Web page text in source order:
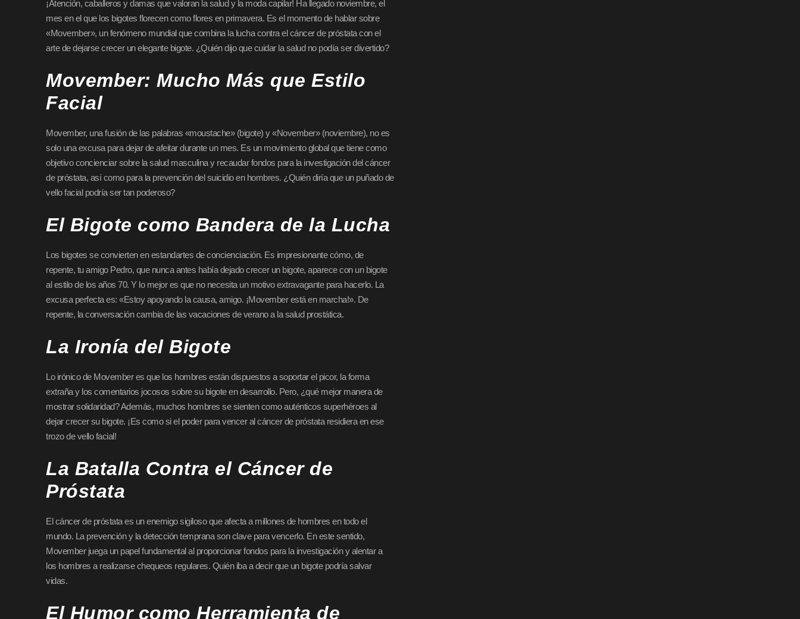
¡Atención, caballeros y damas que valoran la salud y la moda capilar! Ha llegado noviembre, el
mes en el que los bigotes florecen como flores en primavera. Es el momento de hablar sobre
«Movember», un fenómeno mundial que combina la lucha contra el cáncer de próstata con el
arte de dejarse crecer un elegante bigote. ¿Quién dijo que cuidar la salud no podía ser divertido?
Movember: Mucho Más que Estilo
Facial
Movember, una fusión de las palabras «moustache» (bigote) y «November» (noviembre), no es
solo una excusa para dejar de afeitar durante un mes. Es un movimiento global que tiene como
objetivo concienciar sobre la salud masculina y recaudar fondos para la investigación del cáncer
de próstata, así como para la prevención del suicidio en hombres. ¿Quién diría que un puñado de
vello facial podría ser tan poderoso?
El Bigote como Bandera de la Lucha
Los bigotes se convierten en estandartes de concienciación. Es impresionante cómo, de
repente, tu amigo Pedro, que nunca antes había dejado crecer un bigote, aparece con un bigote
al estilo de los años 70. Y lo mejor es que no necesita un motivo extravagante para hacerlo. La
excusa perfecta es: «Estoy apoyando la causa, amigo. ¡Movember está en marcha!». De
repente, la conversación cambia de las vacaciones de verano a la salud prostática.
La Ironía del Bigote
Lo irónico de Movember es que los hombres están dispuestos a soportar el picor, la forma
extraña y los comentarios jocosos sobre su bigote en desarrollo. Pero, ¿qué mejor manera de
mostrar solidaridad? Además, muchos hombres se sienten como auténticos superhéroes al
dejar crecer su bigote. ¡Es como si el poder para vencer al cáncer de próstata residiera en ese
trozo de vello facial!
La Batalla Contra el Cáncer de
Próstata
El cáncer de próstata es un enemigo sigiloso que afecta a millones de hombres en todo el
mundo. La prevención y la detección temprana son clave para vencerlo. En este sentido,
Movember juega un papel fundamental al proporcionar fondos para la investigación y alentar a
los hombres a realizarse chequeos regulares. Quién iba a decir que un bigote podría salvar
vidas.
El Humor como Herramienta de